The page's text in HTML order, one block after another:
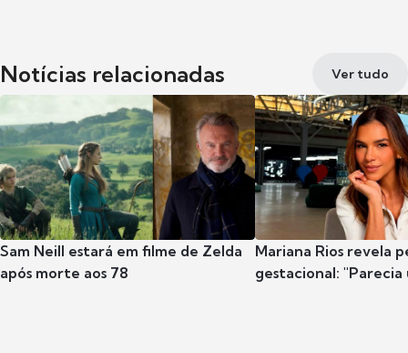
Notícias relacionadas Ver tudo
Sam Neill estará em filme de Zelda
após morte aos 78
Mariana Rios revela
gestacional: "Parecia